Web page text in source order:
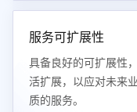
服务可扩展性
具备良好的可扩展性
活扩展，以应对未来
质的服务。